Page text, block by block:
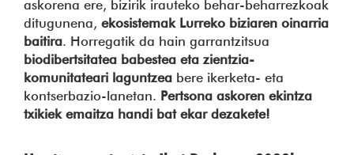
askorena ere, bizirik irauteko behar-beharrezkoak
ditugunena, ekosistemak Lurreko biziaren oinarria
baitira. Horregatik da hain garrantzitsua
biodibertsitatea babestea eta zientzia-
komunitateari laguntzea bere ikerketa- eta
kontserbazio-lanetan. Pertsona askoren ekintza
txikiek emaitza handi bat ekar dezakete!